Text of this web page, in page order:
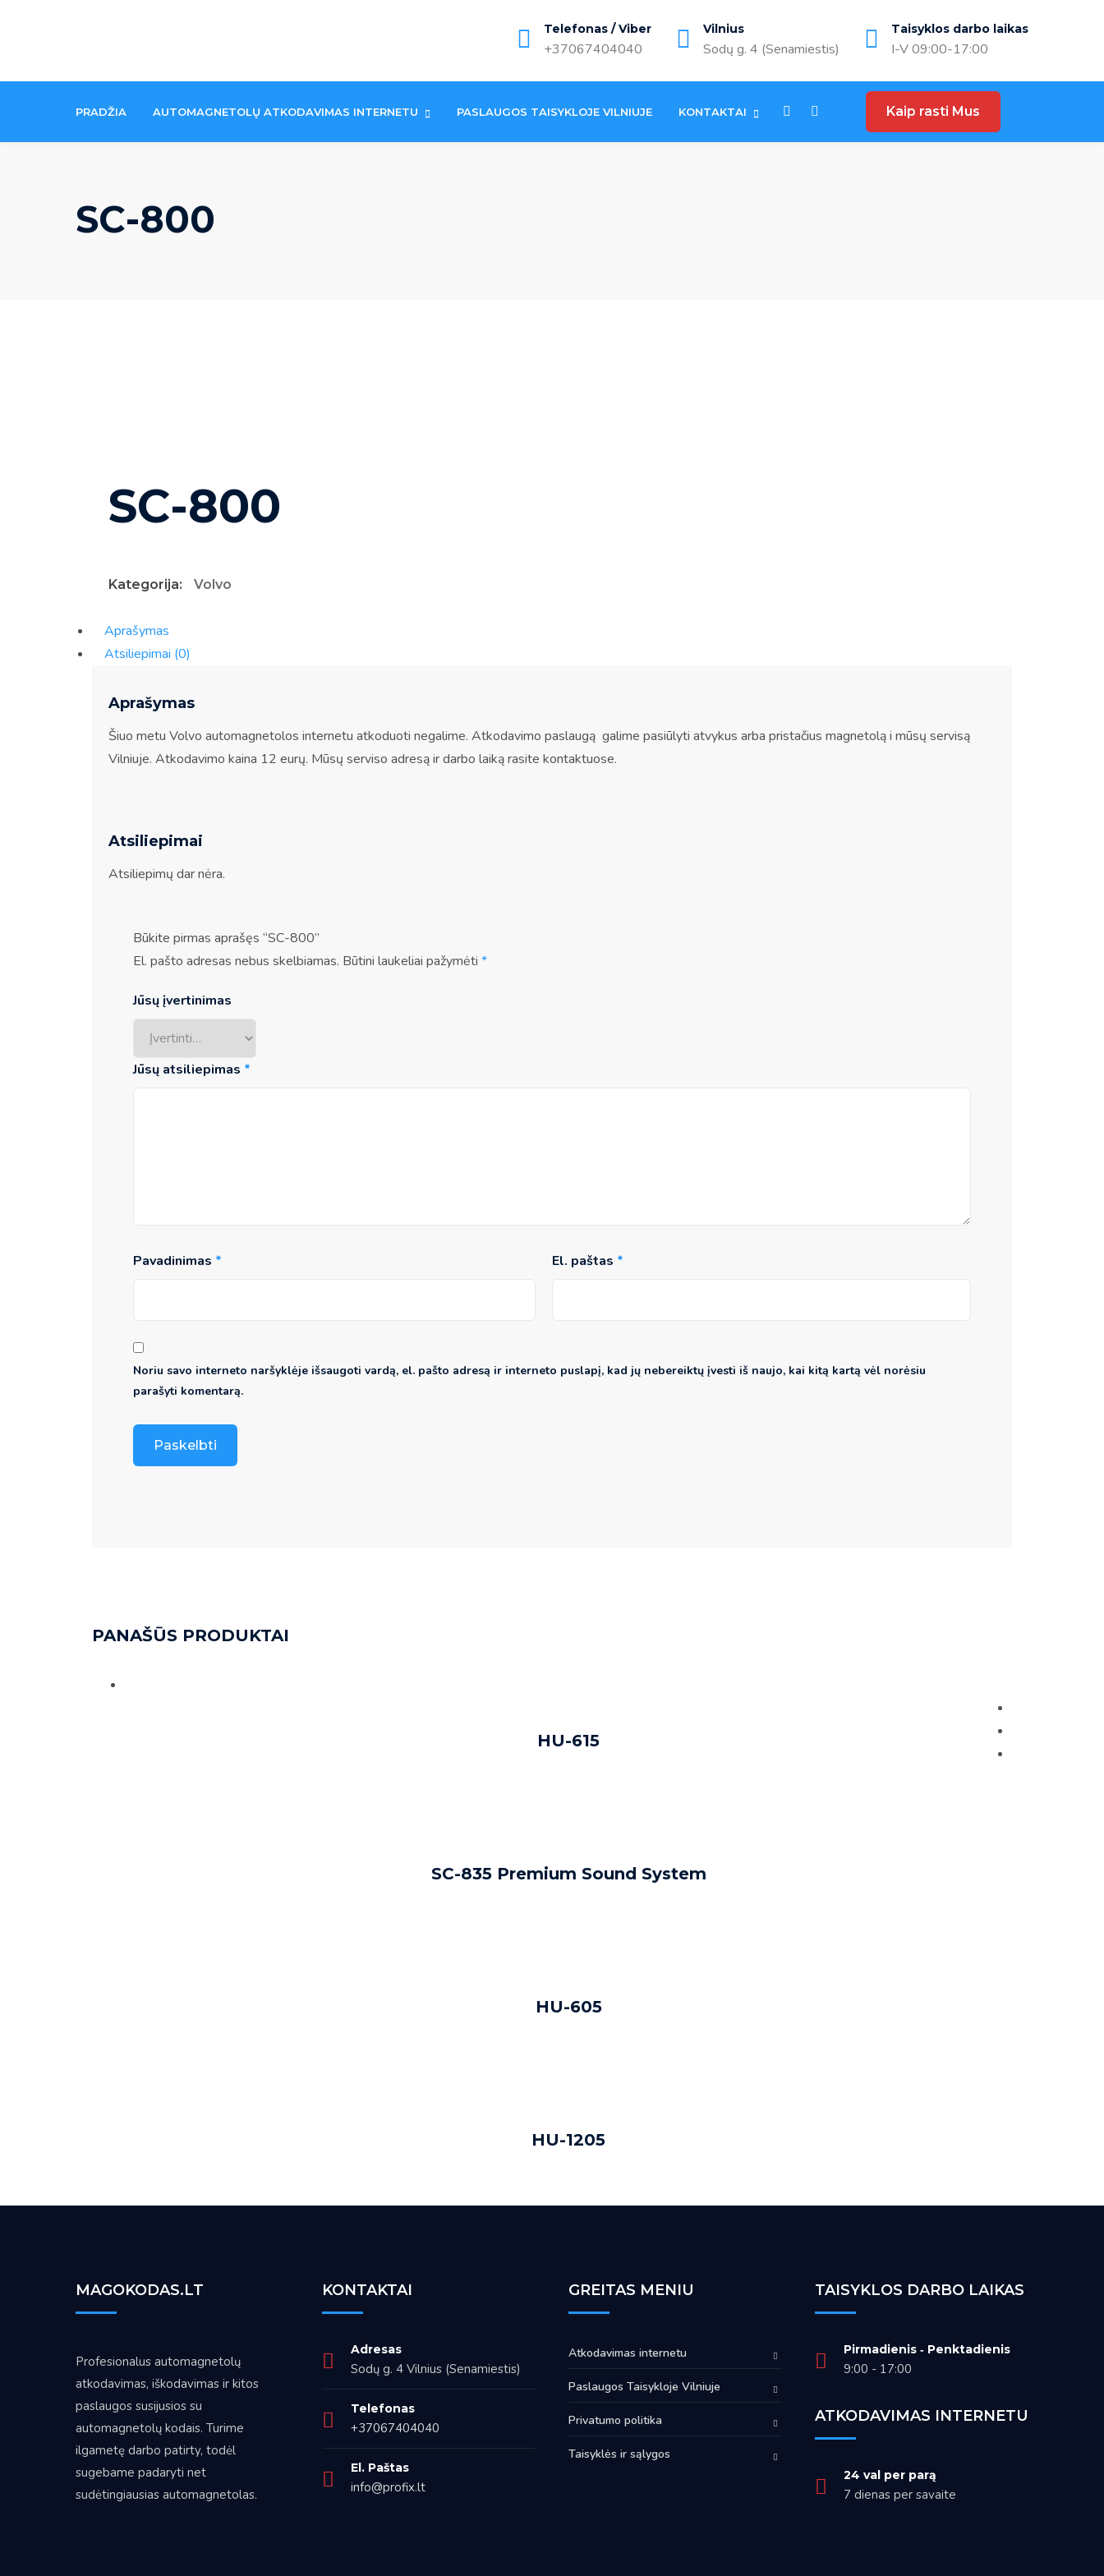
Telefonas / Viber
+37067404040
Vilnius
Sodų g. 4 (Senamiestis)
Taisyklos darbo laikas
I-V 09:00-17:00
PRADŽIA AUTOMAGNETOLŲ ATKODAVIMAS INTERNETU PASLAUGOS TAISYKLOJE VILNIUJE KONTAKTAI Kaip rasti Mus
SC-800
SC-800
Kategorija: Volvo
Aprašymas
Atsiliepimai (0)
Aprašymas
Šiuo metu Volvo automagnetolos internetu atkoduoti negalime. Atkodavimo paslaugą galime pasiūlyti atvykus arba pristačius magnetolą i mūsų servisą
Vilniuje. Atkodavimo kaina 12 eurų. Mūsų serviso adresą ir darbo laiką rasite kontaktuose.
Atsiliepimai
Atsiliepimų dar nėra.
Būkite pirmas aprašęs “SC-800”
El. pašto adresas nebus skelbiamas. Būtini laukeliai pažymėti *
Jūsų įvertinimas
Jūsų atsiliepimas *
Pavadinimas * El. paštas *
Noriu savo interneto naršyklėje išsaugoti vardą, el. pašto adresą ir interneto puslapį, kad jų nebereiktų įvesti iš naujo, kai kitą kartą vėl norėsiu
parašyti komentarą.
PANAŠŪS PRODUKTAI
HU-615
SC-835 Premium Sound System
HU-605
HU-1205
MAGOKODAS.LT
Profesionalus automagnetolų
atkodavimas, iškodavimas ir kitos
paslaugos susijusios su
automagnetolų kodais. Turime
ilgametę darbo patirty, todėl
sugebame padaryti net
sudėtingiausias automagnetolas.
KONTAKTAI
Adresas
Sodų g. 4 Vilnius (Senamiestis)
Telefonas
+37067404040
El. Paštas
info@profix.lt
GREITAS MENIU
Atkodavimas internetu
Paslaugos Taisykloje Vilniuje
Privatumo politika
Taisyklės ir sąlygos
TAISYKLOS DARBO LAIKAS
Pirmadienis ‑ Penktadienis
9:00 - 17:00
ATKODAVIMAS INTERNETU
24 val per parą
7 dienas per savaite